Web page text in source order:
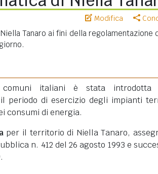
Modifica
Tanaro ai fini della regolamentazione
italiani è stata introdotta
periodo di esercizio degli impianti
consumi di energia.
per il territorio di Niella Tanaro,
n. 412 del 26 agosto 1993 e